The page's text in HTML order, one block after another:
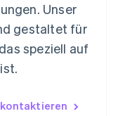
Unser
gestaltet für
speziell auf